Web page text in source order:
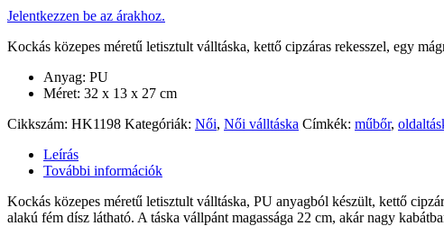
Jelentkezzen be az árakhoz.
Kockás közepes méretű letisztult válltáska, kettő cipzáras rekesszel, egy
Anyag: PU
Méret: 32 x 13 x 27 cm
Cikkszám: HK1198 Kategóriák: Női, Női válltáska Címkék: műbőr,
Leírás
További információk
Kockás közepes méretű letisztult válltáska, PU anyagból készült, kettő
alakú fém dísz látható. A táska vállpánt magassága 22 cm, akár nagy